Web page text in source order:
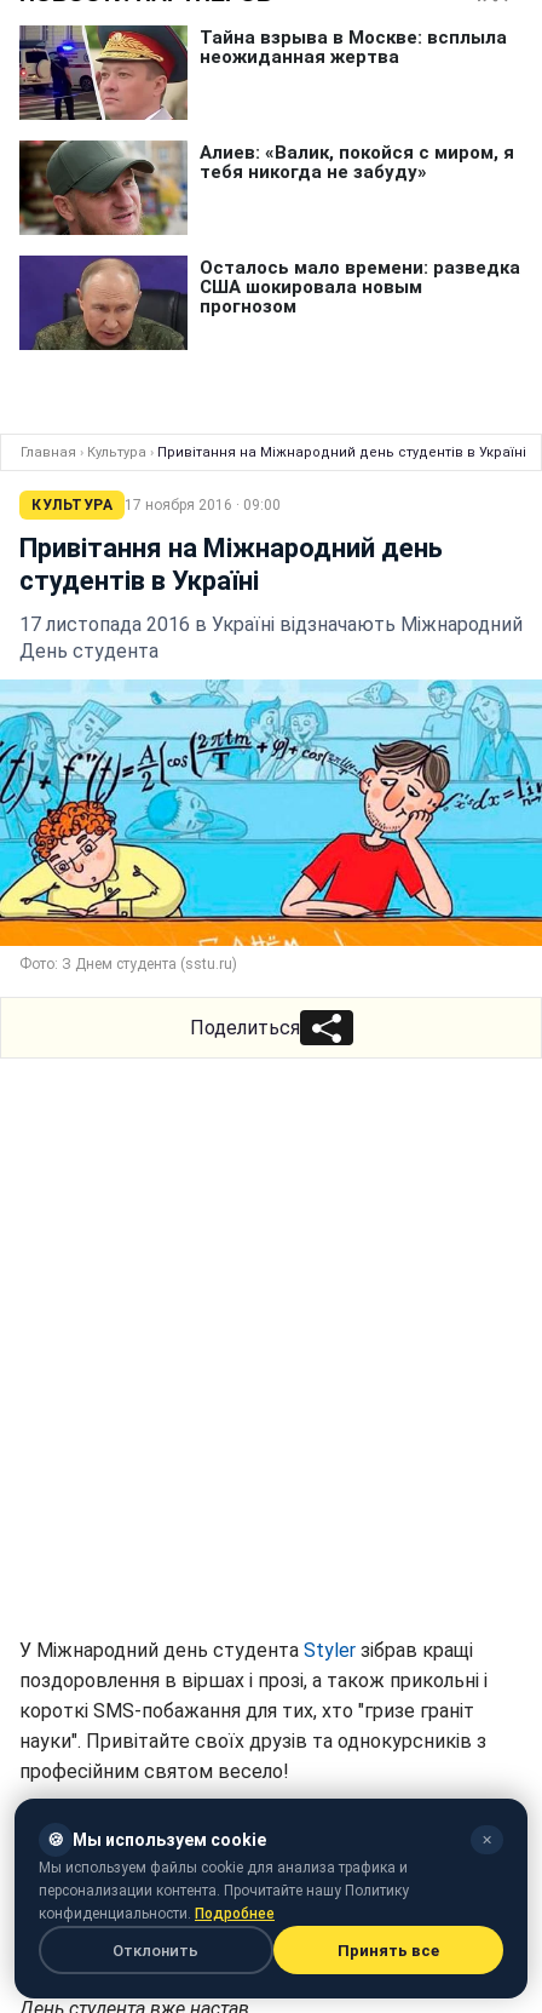
Главная › Культура › Привітання на Міжнародний день студентів в Україні
КУЛЬТУРА 17 ноября 2016 · 09:00
Привітання на Міжнародний день
студентів в Україні
17 листопада 2016 в Україні відзначають Міжнародний
День студента
Фото: З Днем студента (sstu.ru)
Поделиться
У Міжнародний день студента Styler зібрав кращі
поздоровлення в віршах і прозі, а також прикольні і
короткі SMS-побажання для тих, хто "гризе граніт
науки". Привітайте своїх друзів та однокурсників з
професійним святом весело!
Учні вузів, коледжів, технікумів та ПТУ приймають
привітання 17 листопада. Красиві слова побажань у
віршах для святкових листівок і тостів:
Молодіжний й відчайдушний,
🍪 Мы используем cookie ✕
Мы используем файлы cookie для анализа трафика и
персонализации контента. Прочитайте нашу Политику
конфиденциальности. Подробнее
Отклонить Принять все